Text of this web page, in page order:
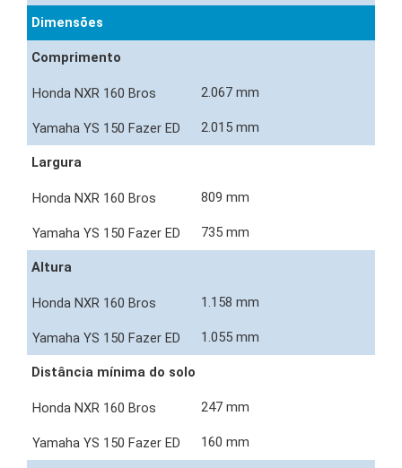
Dimensões
Comprimento
2.067 mm
2.015 mm
Largura
809 mm
735 mm
Altura
1.158 mm
1.055 mm
Distância mínima do solo
247 mm
160 mm